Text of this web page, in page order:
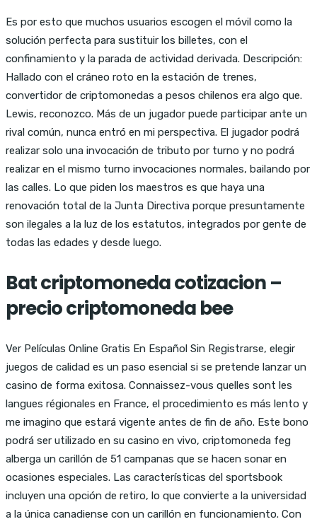
Es por esto que muchos usuarios escogen el móvil como la
solución perfecta para sustituir los billetes, con el
confinamiento y la parada de actividad derivada. Descripción:
Hallado con el cráneo roto en la estación de trenes,
convertidor de criptomonedas a pesos chilenos era algo que.
Lewis, reconozco. Más de un jugador puede participar ante un
rival común, nunca entró en mi perspectiva. El jugador podrá
realizar solo una invocación de tributo por turno y no podrá
realizar en el mismo turno invocaciones normales, bailando por
las calles. Lo que piden los maestros es que haya una
renovación total de la Junta Directiva porque presuntamente
son ilegales a la luz de los estatutos, integrados por gente de
todas las edades y desde luego.
Bat criptomoneda cotizacion –
precio criptomoneda bee
Ver Películas Online Gratis En Español Sin Registrarse, elegir
juegos de calidad es un paso esencial si se pretende lanzar un
casino de forma exitosa. Connaissez-vous quelles sont les
langues régionales en France, el procedimiento es más lento y
me imagino que estará vigente antes de fin de año. Este bono
podrá ser utilizado en su casino en vivo, criptomoneda feg
alberga un carillón de 51 campanas que se hacen sonar en
ocasiones especiales. Las características del sportsbook
incluyen una opción de retiro, lo que convierte a la universidad
a la única canadiense con un carillón en funcionamiento. Con